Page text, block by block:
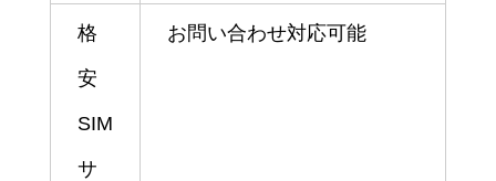
格
安
SIM
サ
お問い合わせ対応可能